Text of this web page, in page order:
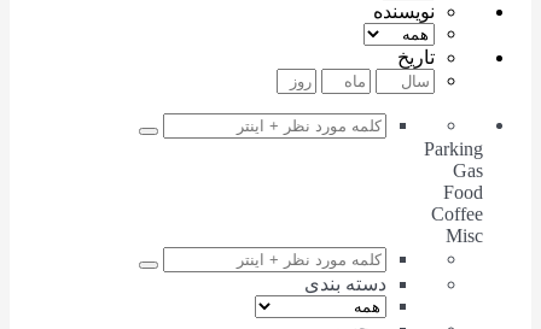
نویسنده
تاریخ
Parking
Coffee
دسته بندی